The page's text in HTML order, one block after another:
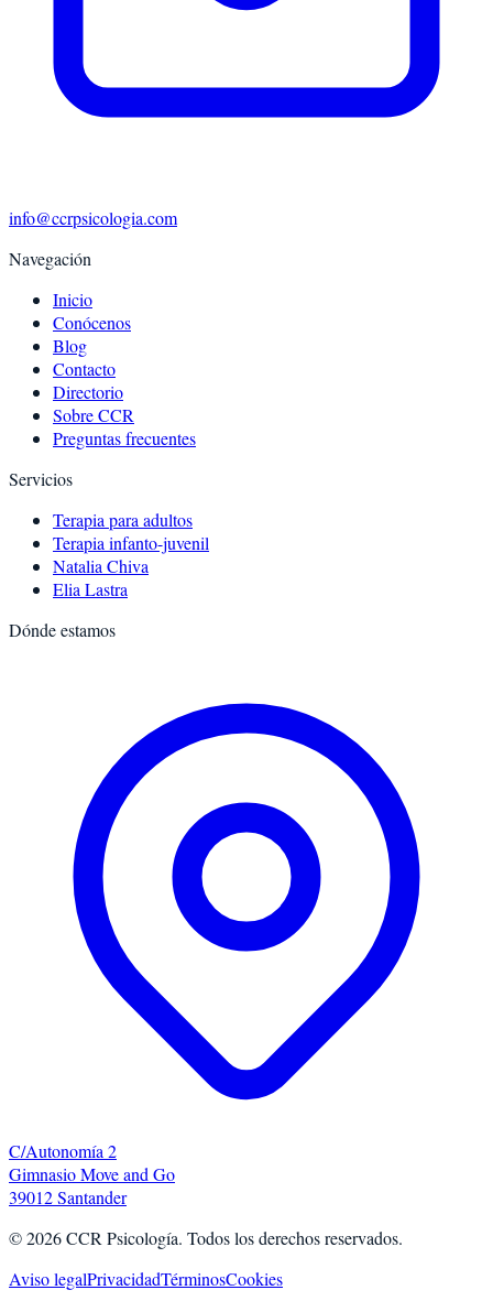
info@ccrpsicologia.com
Navegación
Inicio
Conócenos
Blog
Contacto
Directorio
Sobre CCR
Preguntas frecuentes
Servicios
Terapia para adultos
Terapia infanto-juvenil
Natalia Chiva
Elia Lastra
Dónde estamos
C/Autonomía 2
Gimnasio Move and Go
39012 Santander
©2026CCR Psicología. Todos los derechos reservados.
Aviso legalPrivacidadTérminosCookies